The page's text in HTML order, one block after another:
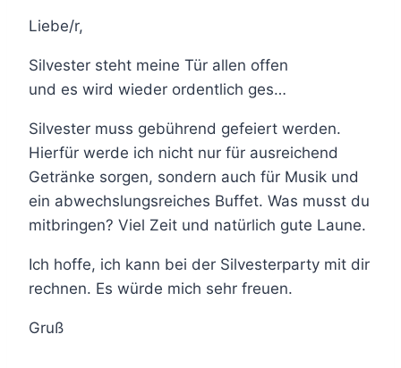
Liebe/r,
Silvester steht meine Tür allen offen
und es wird wieder ordentlich ges…
Silvester muss gebührend gefeiert werden.
Hierfür werde ich nicht nur für ausreichend
Getränke sorgen, sondern auch für Musik und
ein abwechslungsreiches Buffet. Was musst du
mitbringen? Viel Zeit und natürlich gute Laune.
Ich hoffe, ich kann bei der Silvesterparty mit dir
rechnen. Es würde mich sehr freuen.
Gruß